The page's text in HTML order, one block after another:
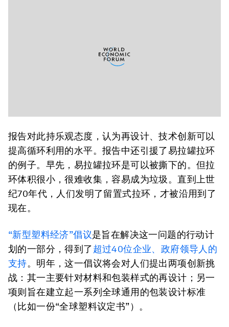
报告对此持乐观态度，认为再设计、技术创新可以
提高循环利用的水平。报告中还引援了易拉罐拉环
的例子。早先，易拉罐拉环是可以被撕下的。但拉
环体积很小，很难收集，容易成为垃圾。直到上世
纪70年代，人们发明了留置式拉环，才被沿用到了
现在。
“新型塑料经济”倡议是旨在解决这一问题的行动计
划的一部分，得到了超过40位企业、政府领导人的
支持。明年，这一倡议将会对人们提出两项创新挑
战：其一主要针对材料和包装样式的再设计；另一
项则旨在建立起一系列全球通用的包装设计标准
（比如一份“全球塑料议定书”）。